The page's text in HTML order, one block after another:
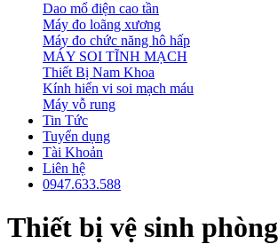
Dao mổ điện cao tần
Máy đo loãng xương
Máy đo chức năng hô hấp
MÁY SOI TĨNH MẠCH
Thiết Bị Nam Khoa
Kính hiển vi soi mạch máu
Máy vỗ rung
Tin Tức
Tuyển dụng
Tài Khoản
Liên hệ
0947.633.588
Thiết bị vệ sinh phòng